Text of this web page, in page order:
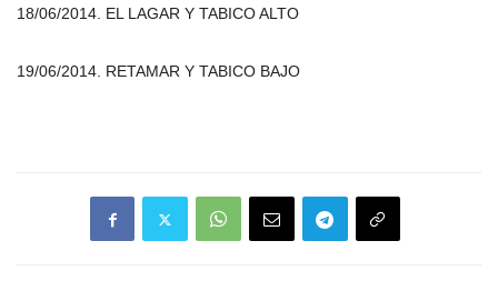
18/06/2014. EL LAGAR Y TABICO ALTO
19/06/2014. RETAMAR Y TABICO BAJO